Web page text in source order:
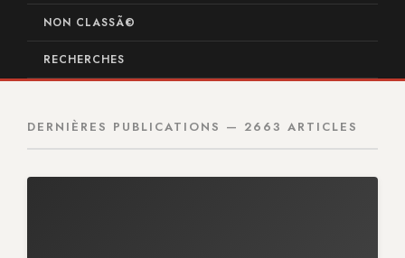
NON CLASSÃ©
RECHERCHES
DERNIÈRES PUBLICATIONS — 2663 ARTICLES